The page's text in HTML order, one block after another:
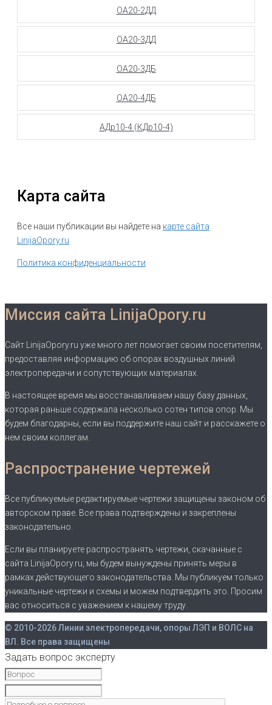
ОА20-2ДД
ОА20-3ДД
ОА20-3ДБ
ОА20-4ДБ
АДр10-4 (КДр10-4)
Карта сайта
Все наши публикации вы найдете на карте сайта
LinijaOpory.ru
Политика конфиденциальности
Миссия сайта LinijaOpory.ru
Сайт LinijaOpory.ru уже много лет помогает своим посетителям,
предоставляя информацию об опорах воздушных линий
электропередачи и сопутствующих материалах.
В настоящее время мы восстанавливаем нашу базу данных,
которая раньше содержала несколько сотен типов опор. Мы
будем благодарны, если вы поддержите наш сайт и расскажете о
нем своим коллегам.
Распространение чертежей
Все публикуемые редактируемые чертежи защищены законом об
авторском праве. Все права подтверждены и закреплены
законодательно.
Если вы планируете распространять чертежи, скачанные с
сайта LinijaOpory.ru, мы будем вынуждены принять меры в
рамках действующего законодательства. Мы публикуем только
уникальные чертежи и схемы и можем подтвердить это. Просим
вас относиться с уважением к нашему труду.
© 2010-2026 Линии электропередачи, опоры ЛЭП и ВОЛС на
ВЛ. Все права защищены
Задать вопрос эксперту